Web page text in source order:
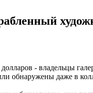
- владельцы
обнаружены даже в